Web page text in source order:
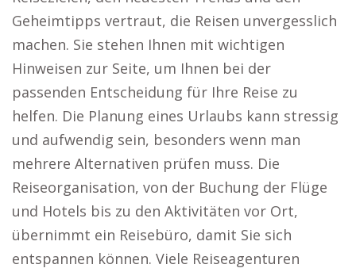
Geheimtipps vertraut, die Reisen unvergesslich
machen. Sie stehen Ihnen mit wichtigen
Hinweisen zur Seite, um Ihnen bei der
passenden Entscheidung für Ihre Reise zu
helfen. Die Planung eines Urlaubs kann stressig
und aufwendig sein, besonders wenn man
mehrere Alternativen prüfen muss. Die
Reiseorganisation, von der Buchung der Flüge
und Hotels bis zu den Aktivitäten vor Ort,
übernimmt ein Reisebüro, damit Sie sich
entspannen können. Viele Reiseagenturen